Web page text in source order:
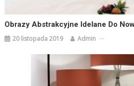
Obrazy Abstrakcyjne Idelane Do
20 listopada 2019 Admin